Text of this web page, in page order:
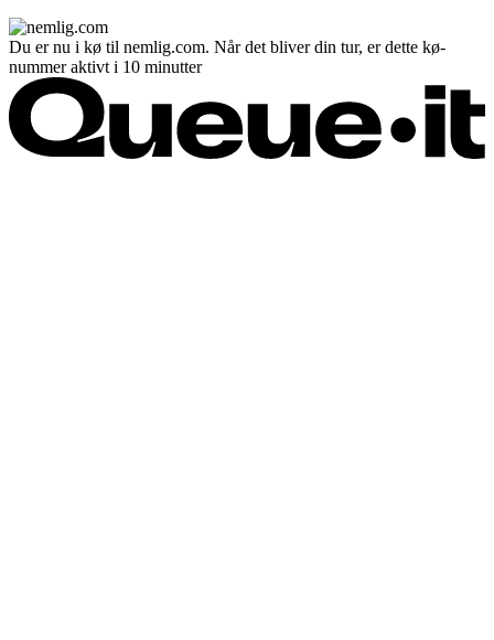
Du er nu i kø til nemlig.com. Når det bliver din tur, er dette kø-
nummer aktivt i 10 minutter